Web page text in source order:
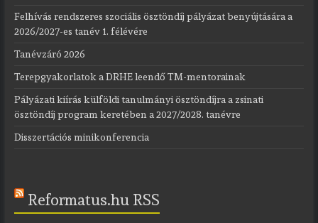
Felhívás rendszeres szociális ösztöndíj pályázat benyújtására a
2026/2027-es tanév 1. félévére
Tanévzáró 2026
Terepgyakorlatok a DRHE leendő TM-mentorainak
Pályázati kiírás külföldi tanulmányi ösztöndíjra a zsinati
ösztöndíj program keretében a 2027/2028. tanévre
Disszertációs mini­konferencia
Reformatus.hu RSS